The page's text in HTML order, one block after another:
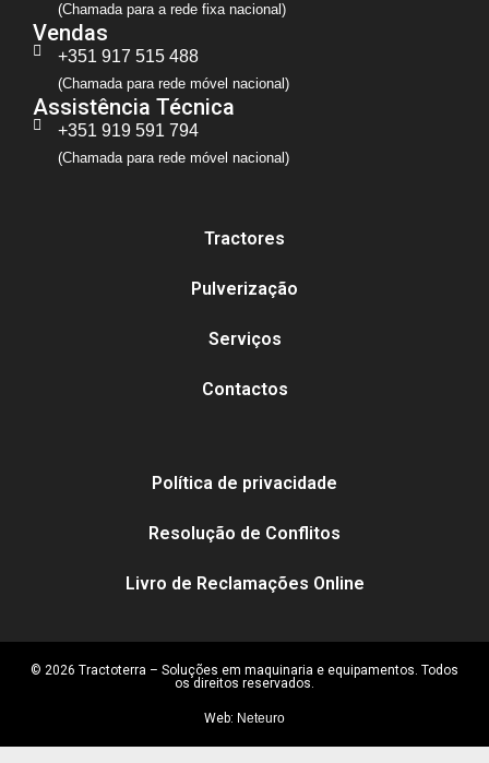
(Chamada para a rede fixa nacional)
Vendas
+351 917 515 488
(Chamada para rede móvel nacional)
Assistência Técnica
+351 919 591 794
(Chamada para rede móvel nacional)
Tractores
Pulverização
Serviços
Contactos
Política de privacidade
Resolução de Conflitos
Livro de Reclamações Online
© 2026 Tractoterra – Soluções em maquinaria e equipamentos. Todos
os direitos reservados.
Web: Neteuro